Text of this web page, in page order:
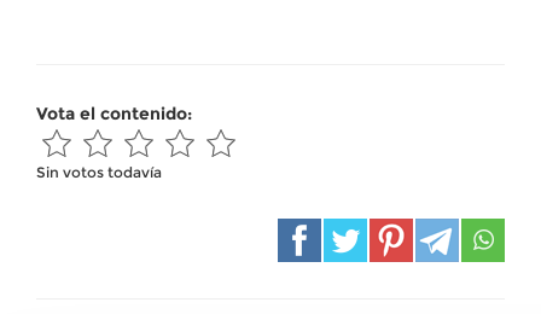
Vota el contenido:
Sin votos todavía